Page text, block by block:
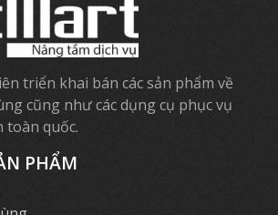
triển khai bán các sản phẩm về
cũng như các dụng cụ phục vụ
quốc.
PHẨM